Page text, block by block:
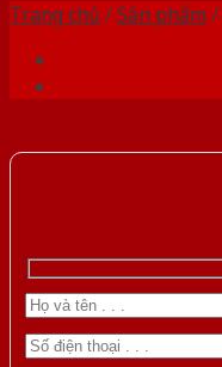
Trang chủ /Sản phẩm /